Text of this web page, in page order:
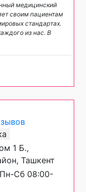
медицинский
своим пациентам
стандартах.
из нас. В
1 Б.,
Ташкент
Пн-Сб 08:00-